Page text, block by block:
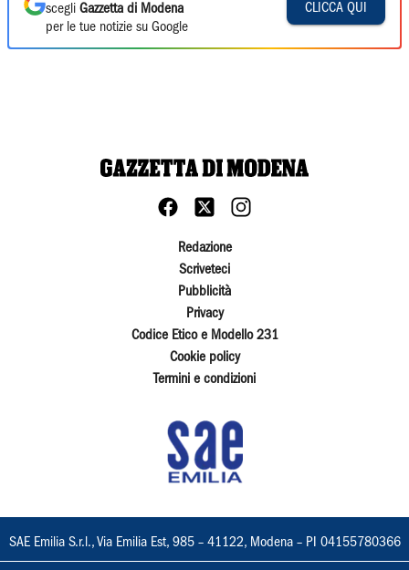
scegli Gazzetta di Modena
per le tue notizie su Google
CLICCA QUI
Redazione
Scriveteci
Pubblicità
Privacy
Codice Etico e Modello 231
Cookie policy
Termini e condizioni
SAE Emilia S.r.l., Via Emilia Est, 985 – 41122, Modena – PI 04155780366